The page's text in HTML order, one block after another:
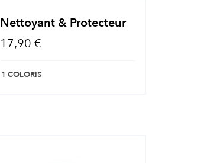
Nettoyant & Protecteur
17,90 €
1 COLORIS